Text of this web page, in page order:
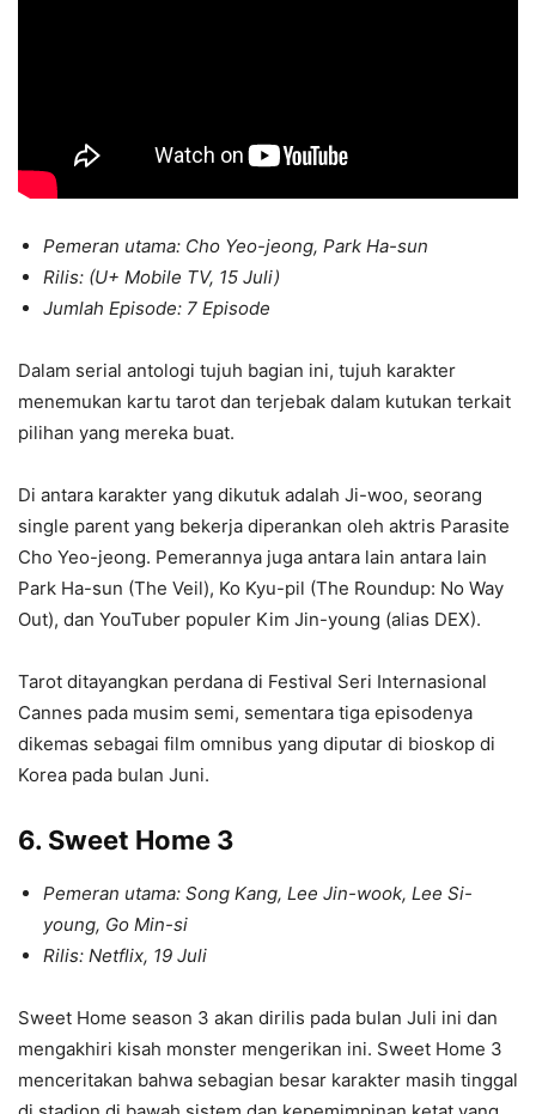
Pemeran utama: Cho Yeo-jeong, Park Ha-sun
Rilis: (U+ Mobile TV, 15 Juli)
Jumlah Episode: 7 Episode
Dalam serial antologi tujuh bagian ini, tujuh karakter
menemukan kartu tarot dan terjebak dalam kutukan terkait
pilihan yang mereka buat.
Di antara karakter yang dikutuk adalah Ji-woo, seorang
single parent yang bekerja diperankan oleh aktris Parasite
Cho Yeo-jeong. Pemerannya juga antara lain antara lain
Park Ha-sun (The Veil), Ko Kyu-pil (The Roundup: No Way
Out), dan YouTuber populer Kim Jin-young (alias DEX).
Tarot ditayangkan perdana di Festival Seri Internasional
Cannes pada musim semi, sementara tiga episodenya
dikemas sebagai film omnibus yang diputar di bioskop di
Korea pada bulan Juni.
6. Sweet Home 3
Pemeran utama: Song Kang, Lee Jin-wook, Lee Si-
young, Go Min-si
Rilis: Netflix, 19 Juli
Sweet Home season 3 akan dirilis pada bulan Juli ini dan
mengakhiri kisah monster mengerikan ini. Sweet Home 3
menceritakan bahwa sebagian besar karakter masih tinggal